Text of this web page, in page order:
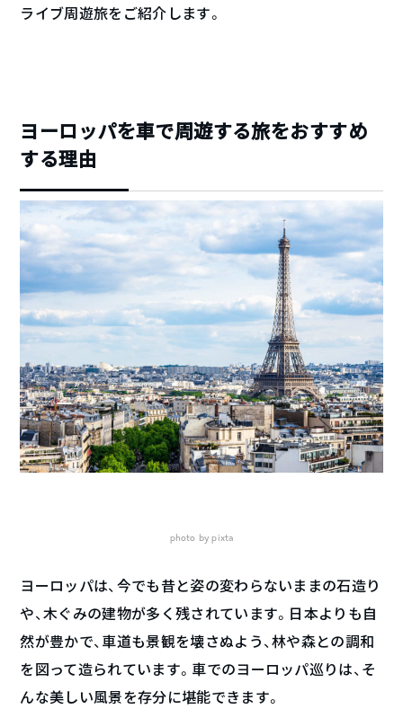
ライブ周遊旅をご紹介します。
ヨーロッパを車で周遊する旅をおすすめ
する理由
photo by pixta
ヨーロッパは、今でも昔と姿の変わらないままの石造り
や、木ぐみの建物が多く残されています。日本よりも自
然が豊かで、車道も景観を壊さぬよう、林や森との調和
を図って造られています。車でのヨーロッパ巡りは、そ
んな美しい風景を存分に堪能できます。